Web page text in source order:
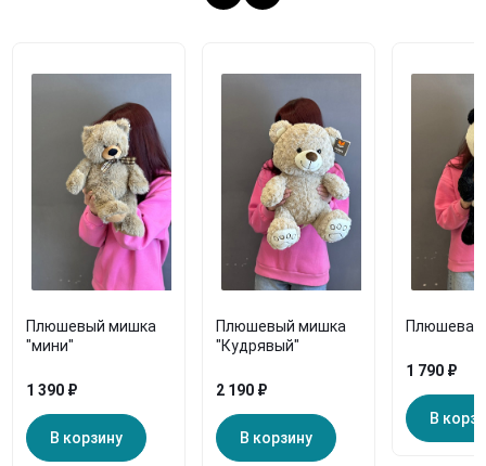
Плюшевый мишка
"мини"
1 390 ₽
В корзину
Плюшевый мишка
"Кудрявый"
2 190 ₽
В корзину
Плюшевая
1 790 ₽
В